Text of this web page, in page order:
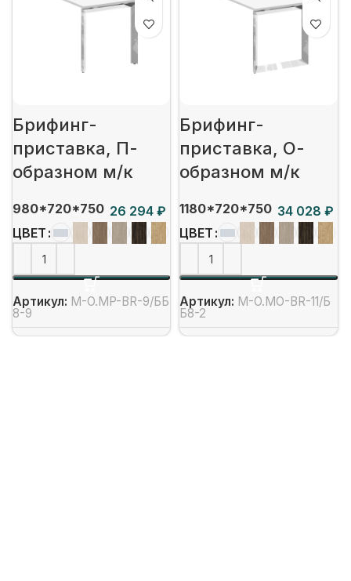
Брифинг-
приставка, П-
образном м/к
980*720*750
₽
ЦВЕТ
Артикул: M-O.MP-BR-9/ББ
8-9
Брифинг-
приставка, О-
образном м/к
1180*720*750
₽
ЦВЕТ
Артикул: M-O.MO-BR-11/Б
Б8-2